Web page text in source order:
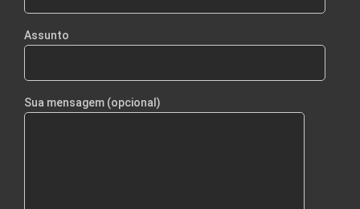
Assunto
Sua mensagem (opcional)